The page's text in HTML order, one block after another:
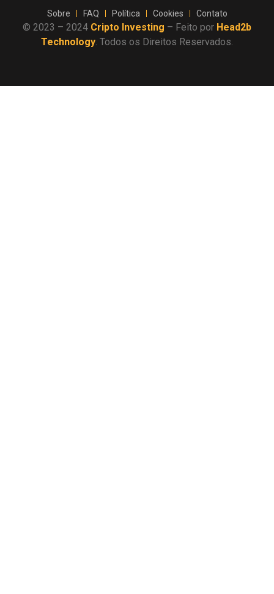
Sobre FAQ Política Cookies Contato
© 2023 – 2024 Cripto Investing – Feito por Head2b
Technology . Todos os Direitos Reservados.